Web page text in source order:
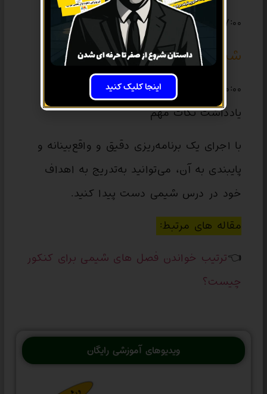
۱۷:۰۰ تا ۱۷:۴۵: حل تست زمان‌دار
شب:
۲۰:۰۰ تا ۲۰:۳۰: تحلیل پاسخ‌های تست‌ها و
یادداشت نکات مهم
با اجرای یک برنامه‌ریزی دقیق و واقع‌بینانه و
پایبندی به آن، می‌توانید به‌تدریج به اهداف
خود در درس شیمی دست پیدا کنید.
مقاله های مرتبط:
👈ترتیب خواندن فصل های شیمی برای کنکور
چیست؟
ویدیوهای آموزشی رایگان
اینجا کلیک کنید